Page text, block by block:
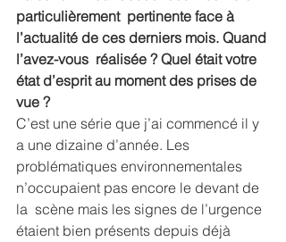
particulièrement  pertinente face à
l’actualité de ces derniers mois. Quand
l’avez-vous  réalisée ? Quel était votre
état d’esprit au moment des prises de
vue ?
C’est une série que j’ai commencé il y
a une dizaine d’année. Les
problématiques environnementales
n’occupaient pas encore le devant de
la  scène mais les signes de l’urgence
étaient bien présents depuis déjà